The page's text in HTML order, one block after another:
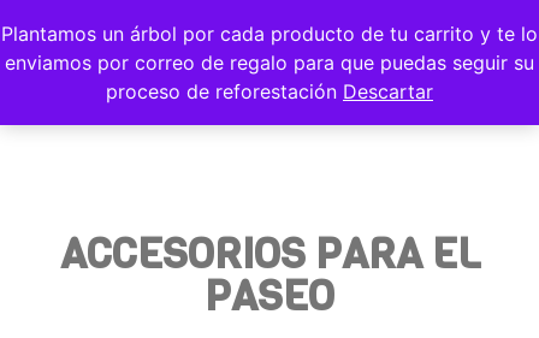
Plantamos un árbol por cada producto de tu carrito y te lo
enviamos por correo de regalo para que puedas seguir su
proceso de reforestación Descartar
ACCESORIOS PARA EL
PASEO